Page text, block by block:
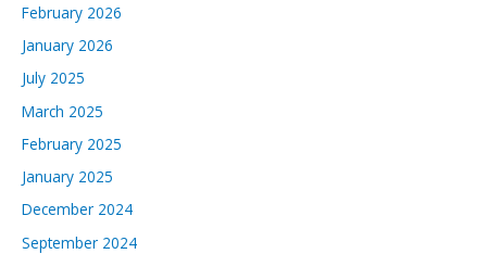
February 2026
January 2026
July 2025
March 2025
February 2025
January 2025
December 2024
September 2024